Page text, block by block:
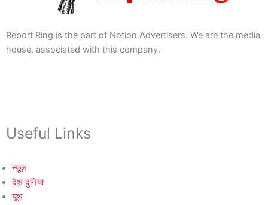
Report Ring is the part of Notion Advertisers. We are the media
house, associated with this company.
Useful Links
न्यूज़
देश दुनिया
यूथ